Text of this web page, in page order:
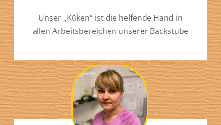
Unser „Küken“ ist die helfende Hand in
allen Arbeitsbereichen unserer Backstube